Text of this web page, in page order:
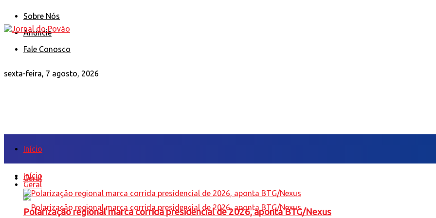
Sobre Nós
Anuncie
Fale Conosco
sexta-feira, 7 agosto, 2026
Início
Geral
Início
Geral
Polarização regional marca corrida presidencial de 2026, aponta BTG/Nexus